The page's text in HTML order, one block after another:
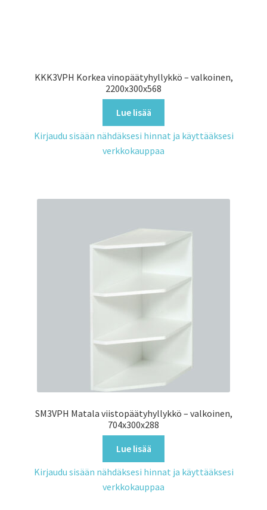
KKK3VPH Korkea vinopäätyhyllykkö – valkoinen,
2200x300x568
Lue lisää
Kirjaudu sisään nähdäksesi hinnat ja käyttääksesi
verkkokauppaa
SM3VPH Matala viistopäätyhyllykkö – valkoinen,
704x300x288
Lue lisää
Kirjaudu sisään nähdäksesi hinnat ja käyttääksesi
verkkokauppaa